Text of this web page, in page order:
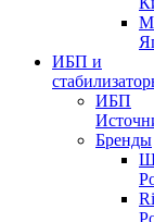
ИБП и
ИБП
Бренды